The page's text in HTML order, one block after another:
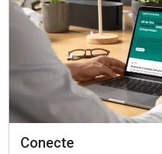
Conecte